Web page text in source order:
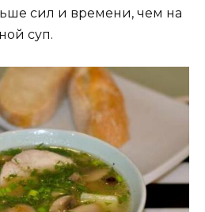
сил и времени, чем на
суп.